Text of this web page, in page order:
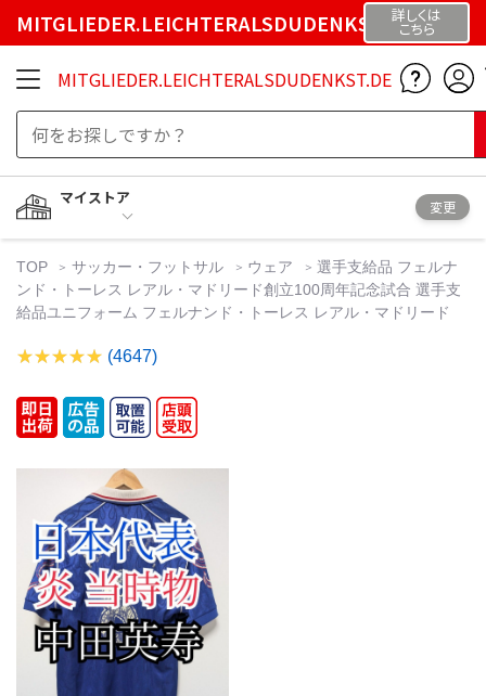
MITGLIEDER.LEICHTERALSDUDENKST.DE詳しくは
こちら
MITGLIEDER.LEICHTERALSDUDENKST.DE
マイストア
変更
TOP サッカー・フットサル ウェア
選手支給品 フェルナ
ンド・トーレス レアル・マドリード創立100周年記念試合 選手支
給品ユニフォーム フェルナンド・トーレス レアル・マドリード
(4647)